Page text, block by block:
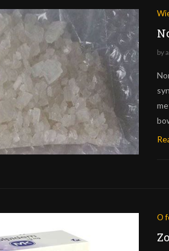
by
O